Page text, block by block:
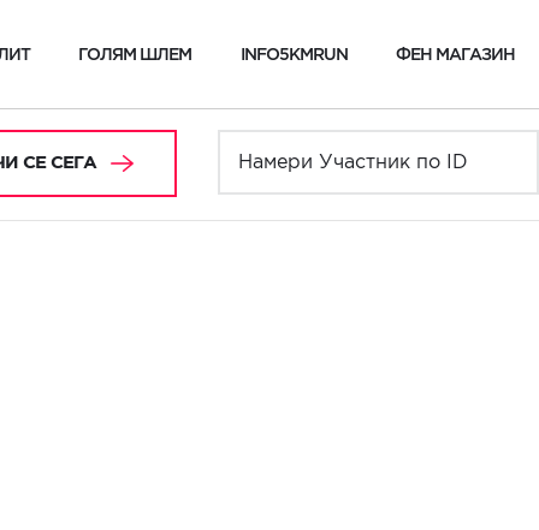
ГОЛЯМ ШЛЕМ INFO5KMRUN ФЕН МАГАЗИН
СЕ СЕГА